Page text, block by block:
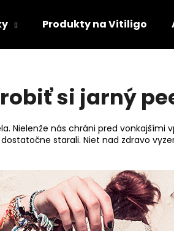
Produkty na Vitiligo
si jarný
Nielenže nás chráni pred vonkajšími
starali. Niet nad zdravo
nájsť?